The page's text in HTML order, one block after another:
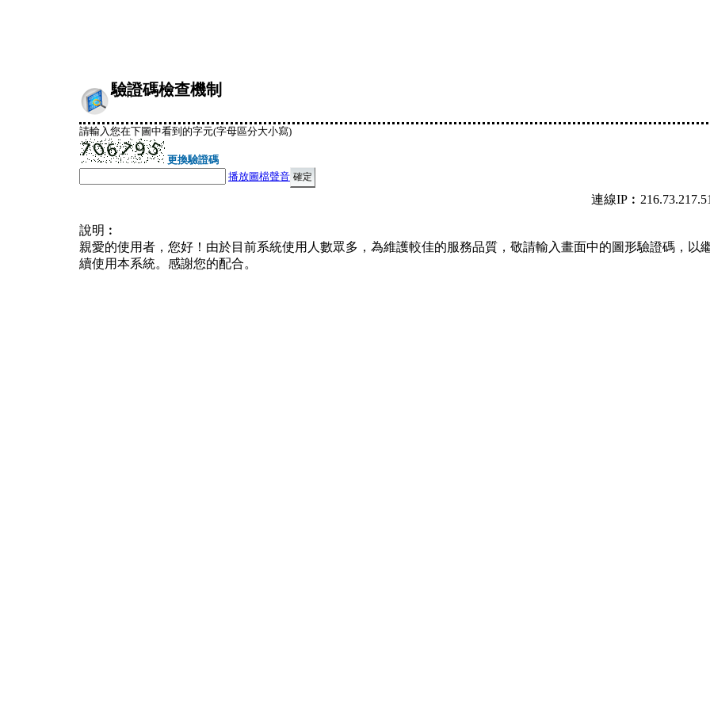
驗證碼檢查機制
請輸入您在下圖中看到的字元(字母區分大小寫)
更換驗證碼
播放圖檔聲音
連線
說明︰
親愛的使用者，您好！由於目前系統使用人數眾多，為維護較佳的服務品質，敬請輸入畫面中的圖形驗證碼，以
續使用本系統。感謝您的配合。